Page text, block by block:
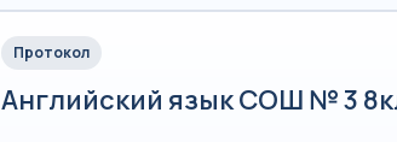
Протокол
Английский язык СОШ № 3